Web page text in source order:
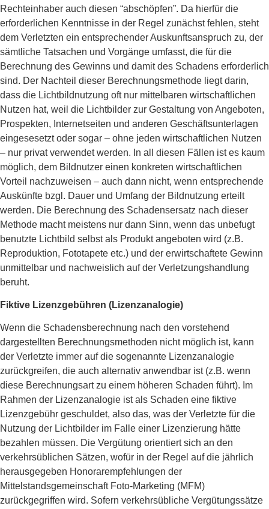
Rechteinhaber auch diesen “abschöpfen”. Da hierfür die
erforderlichen Kenntnisse in der Regel zunächst fehlen, steht
dem Verletzten ein entsprechender Auskunftsanspruch zu, der
sämtliche Tatsachen und Vorgänge umfasst, die für die
Berechnung des Gewinns und damit des Schadens erforderlich
sind. Der Nachteil dieser Berechnungsmethode liegt darin,
dass die Lichtbildnutzung oft nur mittelbaren wirtschaftlichen
Nutzen hat, weil die Lichtbilder zur Gestaltung von Angeboten,
Prospekten, Internetseiten und anderen Geschäftsunterlagen
eingesesetzt oder sogar – ohne jeden wirtschaftlichen Nutzen
– nur privat verwendet werden. In all diesen Fällen ist es kaum
möglich, dem Bildnutzer einen konkreten wirtschaftlichen
Vorteil nachzuweisen – auch dann nicht, wenn entsprechende
Auskünfte bzgl. Dauer und Umfang der Bildnutzung erteilt
werden. Die Berechnung des Schadensersatz nach dieser
Methode macht meistens nur dann Sinn, wenn das unbefugt
benutzte Lichtbild selbst als Produkt angeboten wird (z.B.
Reproduktion, Fototapete etc.) und der erwirtschaftete Gewinn
unmittelbar und nachweislich auf der Verletzungshandlung
beruht.
Fiktive Lizenzgebühren (Lizenzanalogie)
Wenn die Schadensberechnung nach den vorstehend
dargestellten Berechnungsmethoden nicht möglich ist, kann
der Verletzte immer auf die sogenannte Lizenzanalogie
zurückgreifen, die auch alternativ anwendbar ist (z.B. wenn
diese Berechnungsart zu einem höheren Schaden führt). Im
Rahmen der Lizenzanalogie ist als Schaden eine fiktive
Lizenzgebühr geschuldet, also das, was der Verletzte für die
Nutzung der Lichtbilder im Falle einer Lizenzierung hätte
bezahlen müssen. Die Vergütung orientiert sich an den
verkehrsüblichen Sätzen, wofür in der Regel auf die jährlich
herausgegeben Honorarempfehlungen der
Mittelstandsgemeinschaft Foto-Marketing (MFM)
zurückgegriffen wird. Sofern verkehrsübliche Vergütungssätze